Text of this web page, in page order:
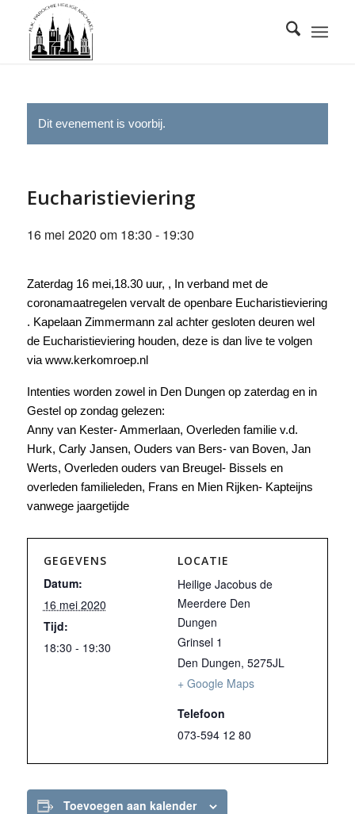
Dit evenement is voorbij.
Eucharistieviering
16 mei 2020 om 18:30 - 19:30
Zaterdag 16 mei,18.30 uur, , In verband met de
coronamaatregelen vervalt de openbare Eucharistieviering
. Kapelaan Zimmermann zal achter gesloten deuren wel
de Eucharistieviering houden, deze is dan live te volgen
via www.kerkomroep.nl
Intenties worden zowel in Den Dungen op zaterdag en in
Gestel op zondag gelezen:
Anny van Kester- Ammerlaan, Overleden familie v.d.
Hurk, Carly Jansen, Ouders van Bers- van Boven, Jan
Werts, Overleden ouders van Breugel- Bissels en
overleden familieleden, Frans en Mien Rijken- Kapteijns
vanwege jaargetijde
GEGEVENS
Datum:
16 mei 2020
Tijd:
18:30 - 19:30
LOCATIE
Heilige Jacobus de
Meerdere Den
Dungen
Grinsel 1
Den Dungen, 5275JL
+ Google Maps
Telefoon
073-594 12 80
Toevoegen aan kalender